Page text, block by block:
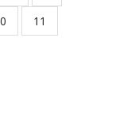
Page
11